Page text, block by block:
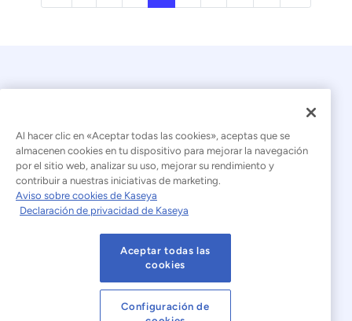
© 2026 Kaseya. Todos los derechos reservados.
Español (América Latina)
Declaración sobre la esclavitud moderna
Condiciones de uso del sitio web
Declaración de privacidad Mapa del sitio
Al hacer clic en «Aceptar todas las cookies», aceptas que se
almacenen cookies en tu dispositivo para mejorar la navegación
por el sitio web, analizar su uso, mejorar su rendimiento y
contribuir a nuestras iniciativas de marketing.
Aviso sobre cookies de Kaseya
Declaración de privacidad de Kaseya
Aceptar todas las
cookies
Configuración de